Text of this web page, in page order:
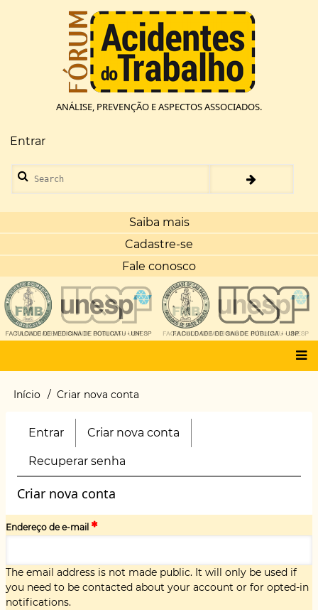
ANÁLISE, PREVENÇÃO E ASPECTOS ASSOCIADOS.
Menu
de
conta
de
usuário
Entrar
Search
Saiba mais
Cadastre-se
Fale conosco
Main
Trilha
navegação
Início Criar nova conta
Primary
Entrar Criar nova conta
ativa)
Recuperar senha
Criar nova conta
Endereço de e-mail
The email address is not made public. It will only be used if
you need to be contacted about your account or for opted-in
notifications.